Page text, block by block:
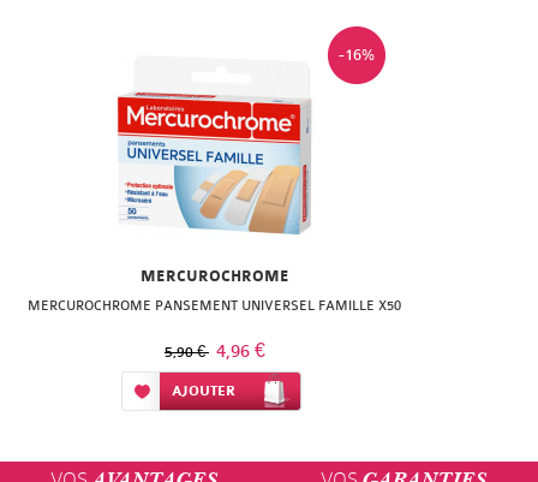
-16%
MERCUROCHROME
MERCUROCHROME PANSEMENT UNIVERSEL FAMILLE X50
5,90 € 4,96 €
Ajouter à ma liste d’envie
AJOUTER
AVANTAGES GARANTIES